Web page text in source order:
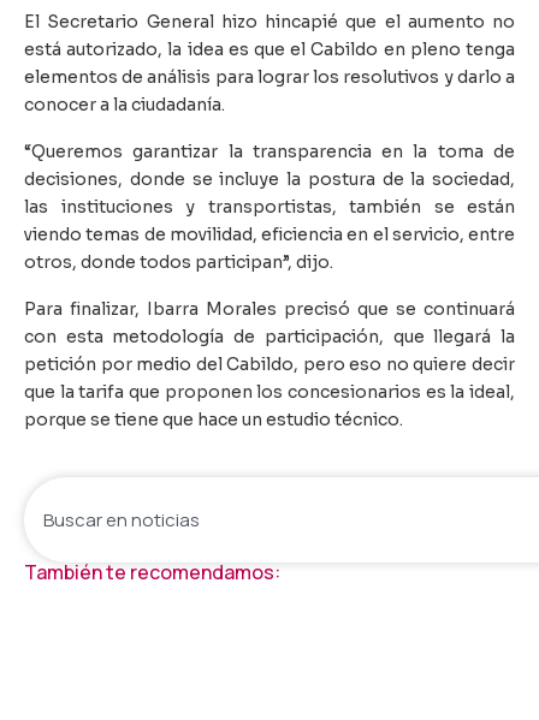
El Secretario General hizo hincapié que el aumento no
está autorizado, la idea es que el Cabildo en pleno tenga
elementos de análisis para lograr los resolutivos y darlo a
conocer a la ciudadanía.
“Queremos garantizar la transparencia en la toma de
decisiones, donde se incluye la postura de la sociedad,
las instituciones y transportistas, también se están
viendo temas de movilidad, eficiencia en el servicio, entre
otros, donde todos participan”, dijo.
Para finalizar, Ibarra Morales precisó que se continuará
con esta metodología de participación, que llegará la
petición por medio del Cabildo, pero eso no quiere decir
que la tarifa que proponen los concesionarios es la ideal,
porque se tiene que hace un estudio técnico.
También te recomendamos: